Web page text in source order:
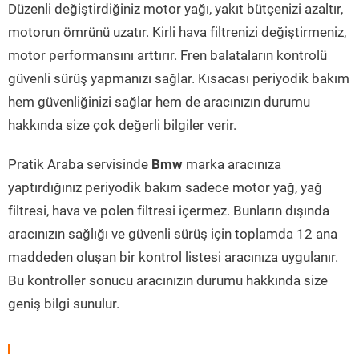
Düzenli değiştirdiğiniz motor yağı, yakıt bütçenizi azaltır,
motorun ömrünü uzatır. Kirli hava filtrenizi değiştirmeniz,
motor performansını arttırır. Fren balataların kontrolü
güvenli sürüş yapmanızı sağlar. Kısacası periyodik bakım
hem güvenliğinizi sağlar hem de aracınızın durumu
hakkında size çok değerli bilgiler verir.
Pratik Araba servisinde Bmw marka aracınıza
yaptırdığınız periyodik bakım sadece motor yağ, yağ
filtresi, hava ve polen filtresi içermez. Bunların dışında
aracınızın sağlığı ve güvenli sürüş için toplamda 12 ana
maddeden oluşan bir kontrol listesi aracınıza uygulanır.
Bu kontroller sonucu aracınızın durumu hakkında size
geniş bilgi sunulur.